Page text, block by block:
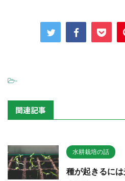
-
関連記事
水耕栽培の話
種が起きるに